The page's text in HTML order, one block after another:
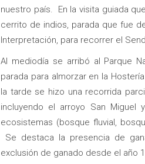
nuestro país. En la visita guiada
cerrito de indios, parada que fue
Interpretación, para recorrer el
Al mediodía se arribó al Parque
parada para almorzar en la
la tarde se hizo una recorrida
incluyendo el arroyo San Miguel
ecosistemas (bosque fluvial,
Se destaca la presencia de
exclusión de ganado desde el año